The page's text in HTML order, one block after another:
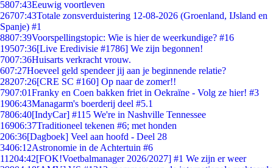
5807:43Eeuwig voortleven
26707:43Totale zonsverduistering 12-08-2026 (Groenland, IJsland en
Spanje) #1
8807:39Voorspellingstopic: Wie is hier de weerkundige? #16
19507:36[Live Eredivisie #1786] We zijn begonnen!
7007:36Huisarts verkracht vrouw.
607:27Hoeveel geld spendeer jij aan je beginnende relatie?
28207:26[CRE SC #160] Op naar de zomer!!
7907:01Franky en Coen bakken friet in Oekraïne - Volg ze hier! #3
1906:43Managarm's boerderij deel #5.1
7806:40[IndyCar] #115 We're in Nashville Tennessee
16906:37Traditioneel tekenen #6; met honden
206:36[Dagboek] Veel aan hoofd - Deel 28
3406:12Astronomie in de Achtertuin #6
11204:42[FOK!Voetbalmanager 2026/2027] #1 We zijn er weer